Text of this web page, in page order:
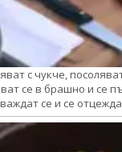
с чукче,
се в брашно и се
се и се